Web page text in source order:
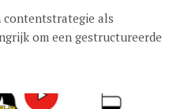
als
om een gestructureerde